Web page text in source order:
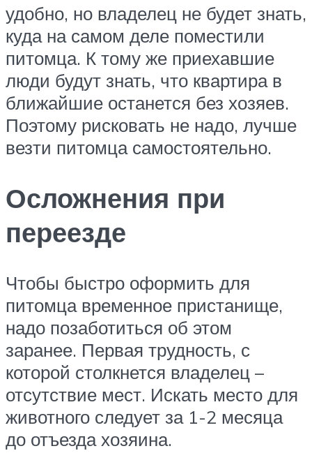
удобно, но владелец не будет знать,
куда на самом деле поместили
питомца. К тому же приехавшие
люди будут знать, что квартира в
ближайшие останется без хозяев.
Поэтому рисковать не надо, лучше
везти питомца самостоятельно.
Осложнения при
переезде
Чтобы быстро оформить для
питомца временное пристанище,
надо позаботиться об этом
заранее. Первая трудность, с
которой столкнется владелец –
отсутствие мест. Искать место для
животного следует за 1-2 месяца
до отъезда хозяина.